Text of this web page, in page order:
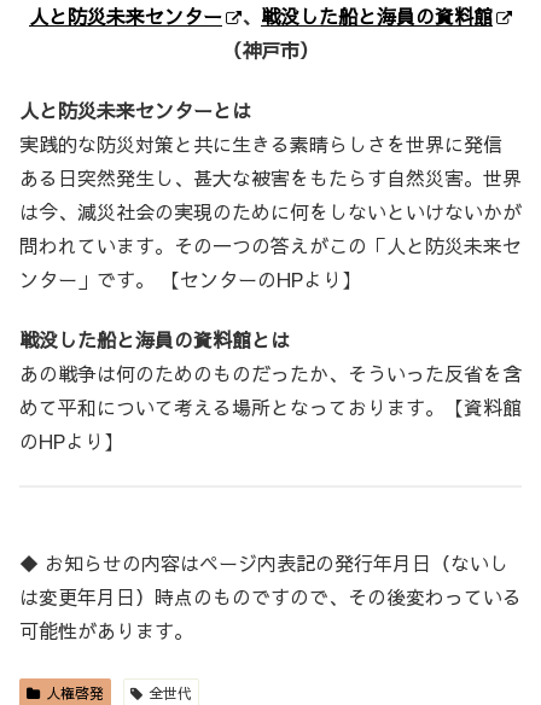
人と防災未来センター
、 戦没した船と海員の資料館
（神戸市）
人と防災未来センターとは
実践的な防災対策と共に生きる素晴らしさを世界に発信
ある日突然発生し、甚大な被害をもたらす自然災害。世界
は今、減災社会の実現のために何をしないといけないかが
問われています。その一つの答えがこの「人と防災未来セ
ンター」です。 【センターのHPより】
戦没した船と海員の資料館とは
あの戦争は何のためのものだったか、そういった反省を含
めて平和について考える場所となっております。【資料館
のHPより】
◆ お知らせの内容はページ内表記の発行年月日（ないし
は変更年月日）時点のものですので、その後変わっている
可能性があります。
人権啓発 全世代